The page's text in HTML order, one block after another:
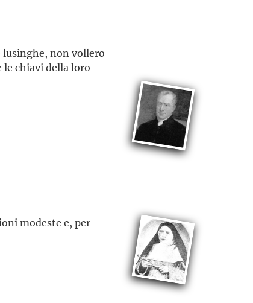
non vollero
chiavi della loro
modeste e, per